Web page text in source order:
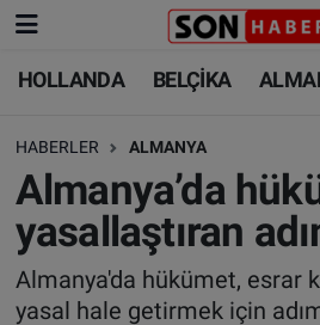
HOLLANDA BELÇİKA
HABERLER ALMANYA
Almanya’da
yasallaştıran
Almanya'da hükümet, esrar
yasal hale getirmek için
HOLLANDA
BELÇİKA
ALMANYA
FRANSA
HOLLANDA
BELÇİKA
ALMANYA
TÜRKİYE
Nöbetçi Eczaneler
Hava Durumu
Trafik Durumu
Süper Lig Puan Durumu ve